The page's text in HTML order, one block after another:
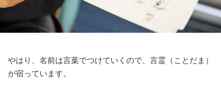
やはり、名前は言葉でつけていくので、言霊（ことだま）
が宿っています。